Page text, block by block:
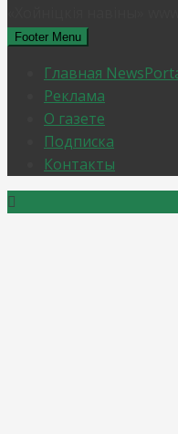
Footer Menu
Главная
Реклама
О газете
Подписка
Контакты